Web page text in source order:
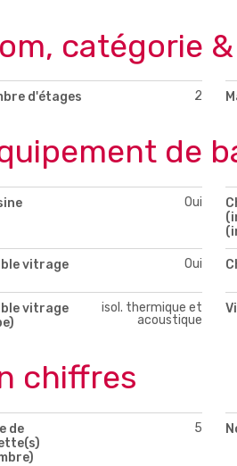
catégorie
d'étages 2
de
Oui
vitrage Oui
vitrage
isol. thermique et
acoustique
chiffres
de
5